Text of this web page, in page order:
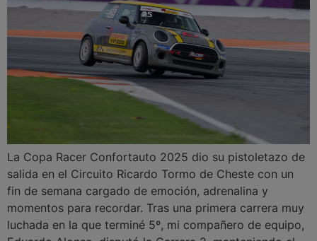
La Copa Racer Confortauto 2025 dio su pistoletazo de
salida en el Circuito Ricardo Tormo de Cheste con un
fin de semana cargado de emoción, adrenalina y
momentos para recordar. Tras una primera carrera muy
luchada en la que terminé 5º, mi compañero de equipo,